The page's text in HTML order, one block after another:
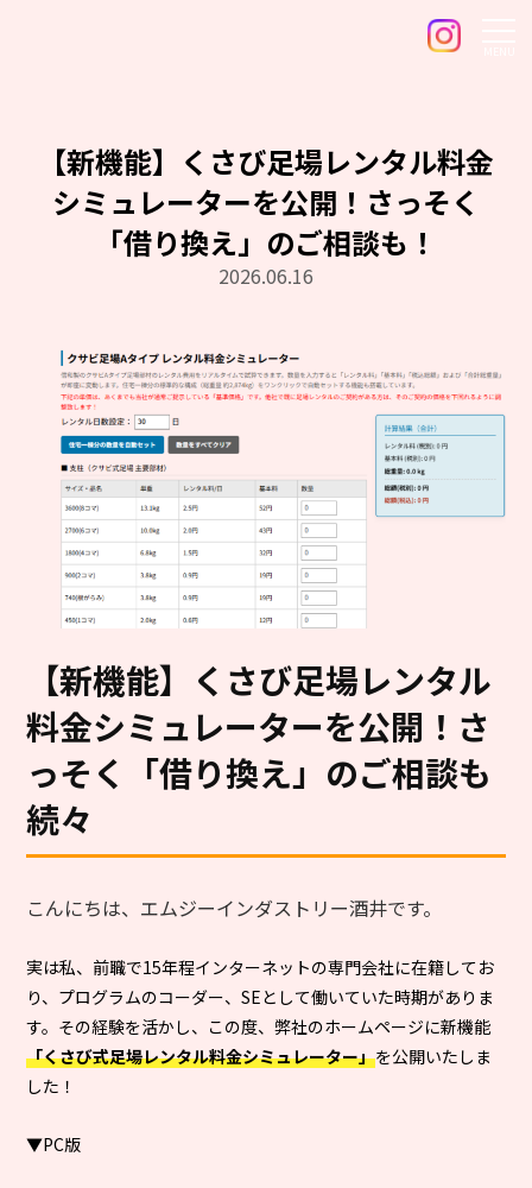
【新機能】くさび足場レンタル料金
シミュレーターを公開！さっそく
「借り換え」のご相談も！
2026.06.16
【新機能】くさび足場レンタル
料金シミュレーターを公開！さ
っそく「借り換え」のご相談も
続々
こんにちは、エムジーインダストリー酒井です。
実は私、前職で15年程インターネットの専門会社に在籍してお
り、プログラムのコーダー、SEとして働いていた時期がありま
す。その経験を活かし、この度、弊社のホームページに新機能
「くさび式足場レンタル料金シミュレーター」を公開いたしま
した！
▼PC版